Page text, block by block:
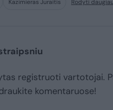
Kazimieras Juraitis Rodyti
registruoti vartotojai.
komentaruose!